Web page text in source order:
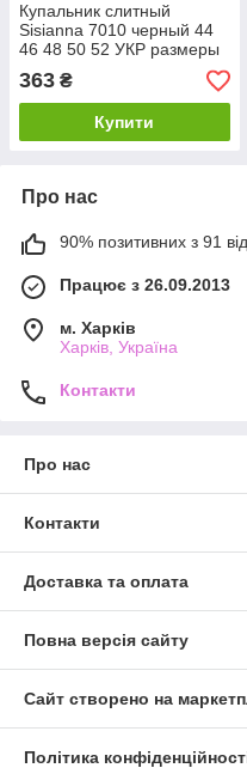
Купальник слитный
Sisianna 7010 черный 44
46 48 50 52 УКР размеры
363 ₴
Купити
Про нас
90% позитивних з 91
Працює з 26.09.2013
м. Харків
Харків, Україна
Контакти
Про нас
Контакти
Доставка та оплата
Повна версія сайту
Сайт створено на
Політика